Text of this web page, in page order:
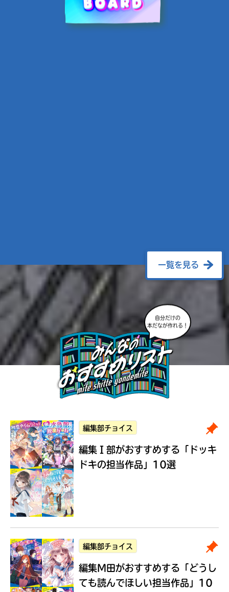
一覧を見る
自分だけの
本だなが作れる！
編集部チョイス
編集Ｉ部がおすすめする 「ドッキ
ドキの担当作品」10選
編集部チョイス
編集M田がおすすめする 「どうし
ても読んでほしい担当作品」10